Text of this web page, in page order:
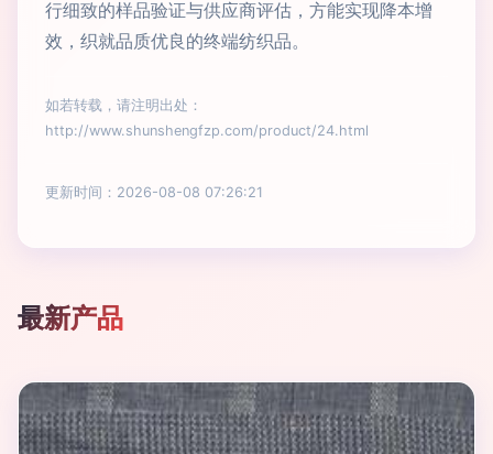
行细致的样品验证与供应商评估，方能实现降本增
效，织就品质优良的终端纺织品。
如若转载，请注明出处：
http://www.shunshengfzp.com/product/24.html
更新时间：2026-08-08 07:26:21
最新产品